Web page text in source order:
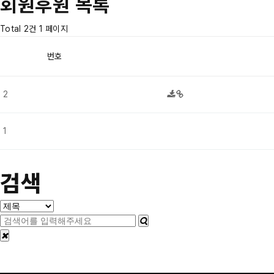
회원후원 목록
Total 2건 1 페이지
번호
2
1
검색